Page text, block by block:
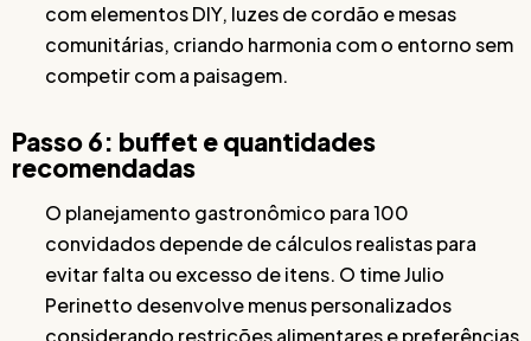
com elementos DIY, luzes de cordão e mesas
comunitárias, criando harmonia com o entorno sem
competir com a paisagem.
Passo 6: buffet e quantidades
recomendadas
O planejamento gastronômico para 100
convidados depende de cálculos realistas para
evitar falta ou excesso de itens. O time Julio
Perinetto desenvolve menus personalizados
considerando restrições alimentares e preferências